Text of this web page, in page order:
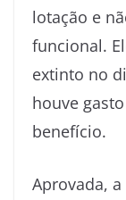
lotação e
funcional.
extinto no
houve
benefício.
Aprovada,